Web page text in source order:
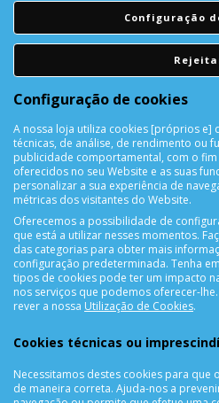
Consulte aqui a
DEVOLUÇÕES
Devolução
SUPORTE ONLINE
CONTACTOS
4450-042 Matosinhos Portugal
comercial@cellrepair.pt
vendas@cellrepair.pt
Configuração
Configuração de cookies
A nossa loja utiliza cookies [próprios e]
técnicas, de análise, de rendimento ou
publicidade comportamental, com o
oferecidos no seu Website e as suas
personalizar a sua experiência de
métricas dos visitantes do Website.
Oferecemos a possibilidade de
que está a utilizar nesses momentos.
das categorias para obter mais
configuração predeterminada. Tenha
tipos de cookies pode ter um impacto
nos serviços que podemos oferecer-
rever a nossa Utilização de Cookies.
Cookies técnicas ou
Necessitamos destes cookies para que
de maneira correta. Ajuda-nos a